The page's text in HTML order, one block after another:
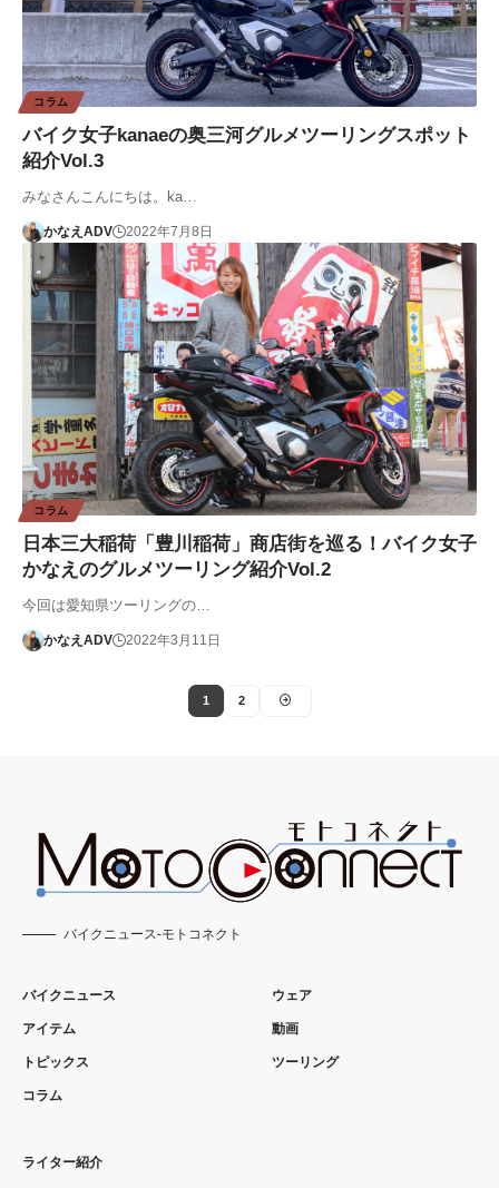
コラム
バイク女子kanaeの奥三河グルメツーリングスポット
紹介Vol.3
みなさんこんにちは。ka…
かなえADV 2022年7月8日
コラム
日本三大稲荷「豊川稲荷」商店街を巡る！バイク女子
かなえのグルメツーリング紹介Vol.2
今回は愛知県ツーリングの…
かなえADV 2022年3月11日
1 2
バイクニュース-モトコネクト
バイクニュース
アイテム
トピックス
コラム
ウェア
動画
ツーリング
ライター紹介